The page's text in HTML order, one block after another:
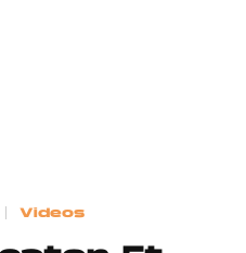
Videos